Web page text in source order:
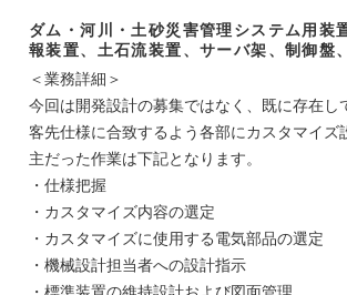
ダム・河川・土砂災害管理システム用装
報装置、土石流装置、サーバ架、制御盤
＜業務詳細＞
今回は開発設計の募集ではなく、既に存在
客先仕様に合致するよう各部にカスタマイ
主だった作業は下記となります。
・仕様把握
・カスタマイズ内容の選定
・カスタマイズに使用する電気部品の選定
・機械設計担当者への設計指示
・標準装置の維持設計および図面管理